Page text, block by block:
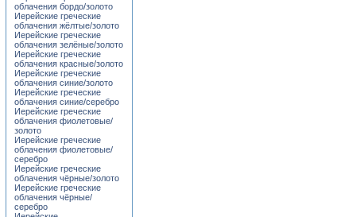
облачения бордо/золото
Иерейские греческие
облачения жёлтые/золото
Иерейские греческие
облачения зелёные/золото
Иерейские греческие
облачения красные/золото
Иерейские греческие
облачения синие/золото
Иерейские греческие
облачения синие/серебро
Иерейские греческие
облачения фиолетовые/
золото
Иерейские греческие
облачения фиолетовые/
серебро
Иерейские греческие
облачения чёрные/золото
Иерейские греческие
облачения чёрные/
серебро